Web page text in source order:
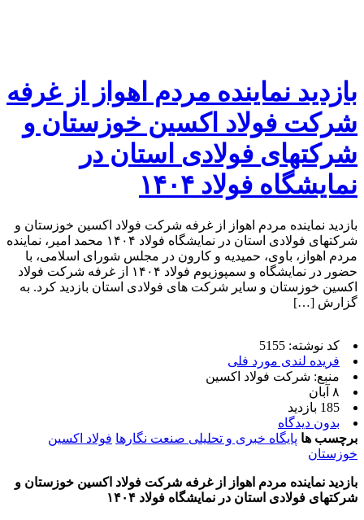
بازدید نماینده مردم اهواز از غرفه
شرکت فولاد اکسین خوزستان و
شرکتهای فولادی استان در
نمایشگاه فولاد ۱۴۰۴
بازدید نماینده مردم اهواز از غرفه شرکت فولاد اکسین خوزستان و
شرکتهای فولادی استان در نمایشگاه فولاد ۱۴۰۴ محمد امیر، نماینده
مردم اهواز، باوی، حمیدیه و کارون در مجلس شورای اسلامی، با
حضور در نمایشگاه و سمپوزیوم فولاد ۱۴۰۴ از غرفه شرکت فولاد
اکسین خوزستان و سایر شرکت‌ های فولادی استان بازدید کرد. به
گزارش […]
کد نوشته: 5155
فریده لندی مورد فلی
منبع: شرکت فولاد اکسین
۸ آبان
185 بازدید
بدون دیدگاه
برچسب ها پایگاه خبری و تحلیلی صنعت نگارها فولاد اکسین
خوزستان
بازدید نماینده مردم اهواز از غرفه شرکت فولاد اکسین خوزستان و
شرکتهای فولادی استان در نمایشگاه فولاد ۱۴۰۴